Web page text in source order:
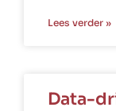
Lees verder »
Data-